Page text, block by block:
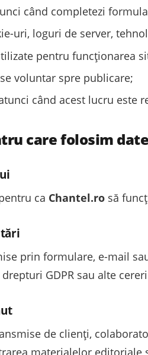
când completezi
uri, loguri de server,
pentru funcționarea
voluntar spre publicare;
când acest lucru este
care folosim
ca Chantel.ro să
prin formulare, e-mail
GDPR sau alte
de clienți,
materialelor editoriale